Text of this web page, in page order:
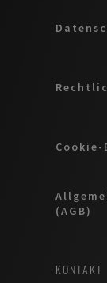
(AGB)
KONTAKT